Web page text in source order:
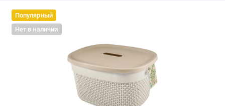
Популярный
Нет в наличии